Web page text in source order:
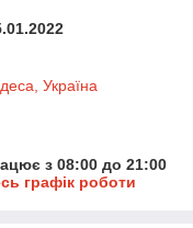
Україна
з 08:00 до 21:00
графік роботи